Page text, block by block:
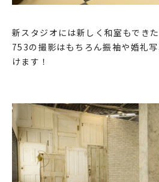
新スタジオには新しく和室もでき
753の撮影はもちろん振袖や婚礼
けます！